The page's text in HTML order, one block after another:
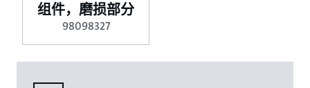
组件，磨损部分
98098327